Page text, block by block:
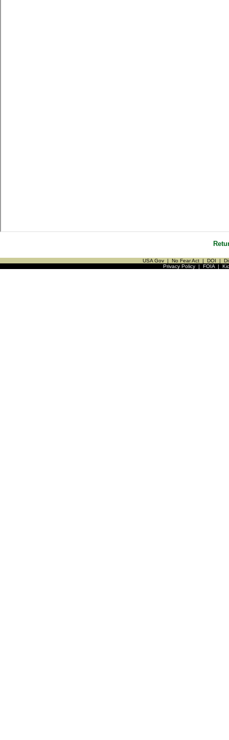
USA Gov | No Fear Act | DOI |
Privacy Policy| FOIA|